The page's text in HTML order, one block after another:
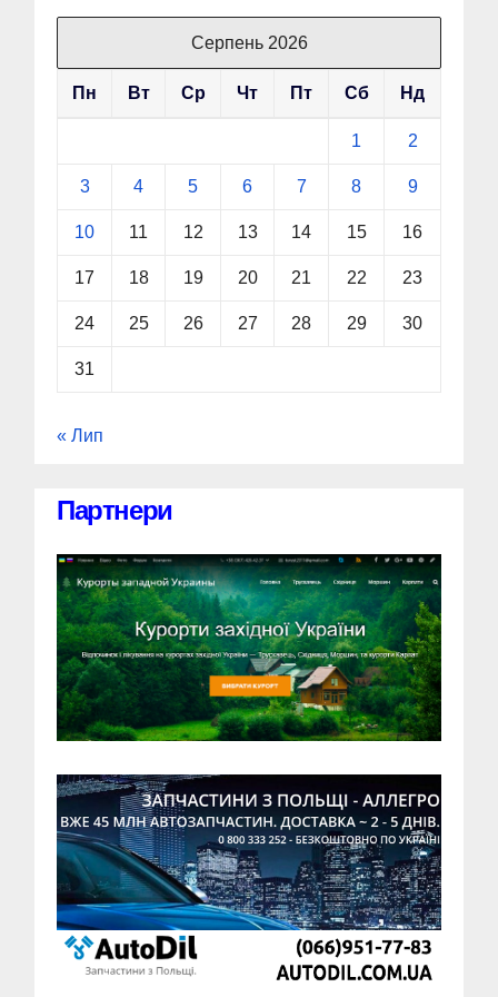
Серпень 2026
Пн Вт Ср Чт Пт Сб Нд
1 2
3 4 5 6 7 8 9
10 11 12 13 14 15 16
17 18 19 20 21 22 23
24 25 26 27 28 29 30
31
« Лип
Партнери